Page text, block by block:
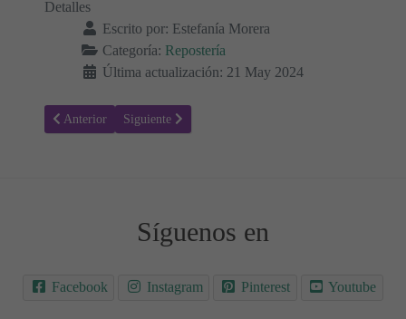
Detalles
Escrito por: Estefanía Morera
Categoría: Repostería
Última actualización: 21 May 2024
Artículo anterior: Receta para hacer Barritas de Plátano con Pasas 🤤
Anterior Artículo siguiente: Receta para hacer Muffins de
Siguiente
Síguenos en
Facebook Instagram Pinterest Youtube